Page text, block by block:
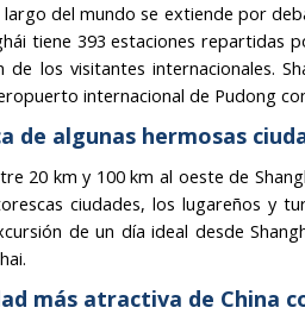
del mundo se extiende por
tiene 393 estaciones repartidas
de los visitantes internacionales.
internacional de Pudong
de algunas hermosas
20 km y 100 km al oeste de
ciudades, los lugareños y
de un día ideal desde
más atractiva de China